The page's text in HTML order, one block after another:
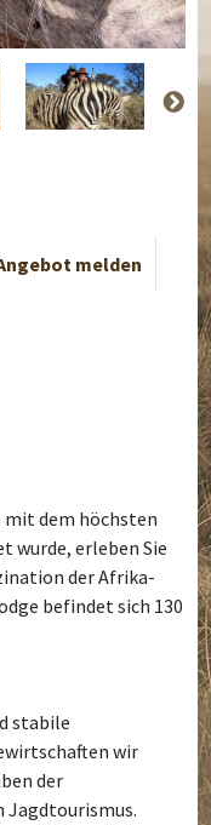
melden
mit dem höchsten
wurde, erleben Sie
der Afrika-
befindet sich 130
stabile
wir
der
Jagdtourismus.